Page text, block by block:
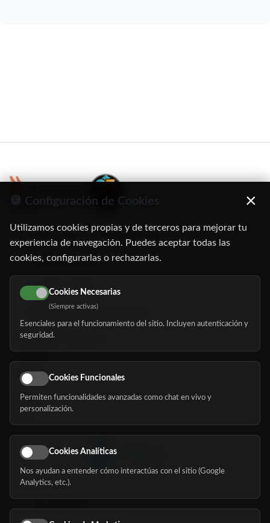
C/ Oruro, 11. 28016 Madrid
91 345 06 26
616 113 103
hola@mundomayor.com
Buscador de residencias
Eventos
Nosotros
Síguenos
🍪 Configuración de Cookies ×
Utilizamos cookies propias y de terceros para mejorar tu
experiencia de navegación. Puedes aceptar todas las
cookies, configurarlas o rechazarlas.
Cookies Necesarias
(Siempre activas)
Esenciales para el funcionamiento del sitio. Incluyen autenticación y
seguridad.
Cookies Funcionales
Permiten funcionalidades avanzadas como chat en vivo y
personalización.
Cookies Analíticas
Nos ayudan a entender cómo interactúas con el sitio (Google
Analytics, etc.).